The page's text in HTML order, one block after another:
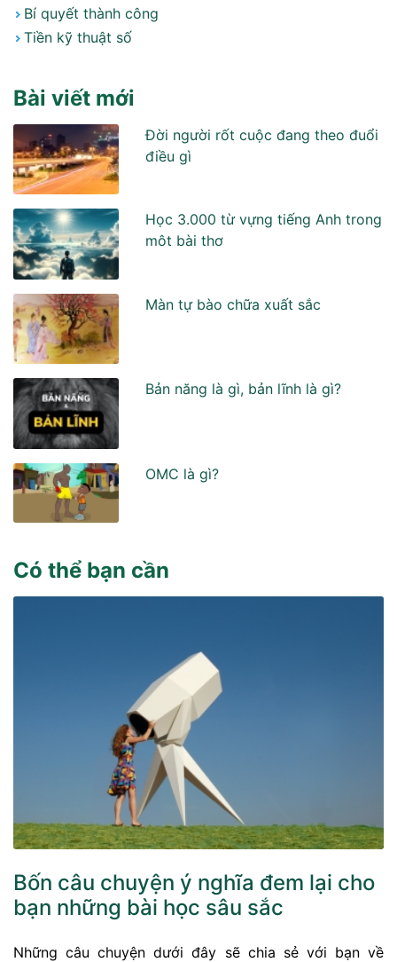
Bí quyết thành công
Tiền kỹ thuật số
Bài viết mới
Đời người rốt cuộc đang theo đuổi
điều gì
Học 3.000 từ vựng tiếng Anh trong
môt bài thơ
Màn tự bào chữa xuất sắc
Bản năng là gì, bản lĩnh là gì?
OMC là gì?
Có thể bạn cần
Bốn câu chuyện ý nghĩa đem lại cho
bạn những bài học sâu sắc
Những câu chuyện dưới đây sẽ chia sẻ với bạn về